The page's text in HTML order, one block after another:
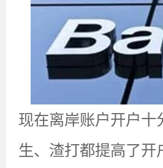
现在离岸账户开户十
生、渣打都提高了开